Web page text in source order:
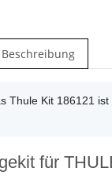
Beschreibung
Thule Kit 186121
für